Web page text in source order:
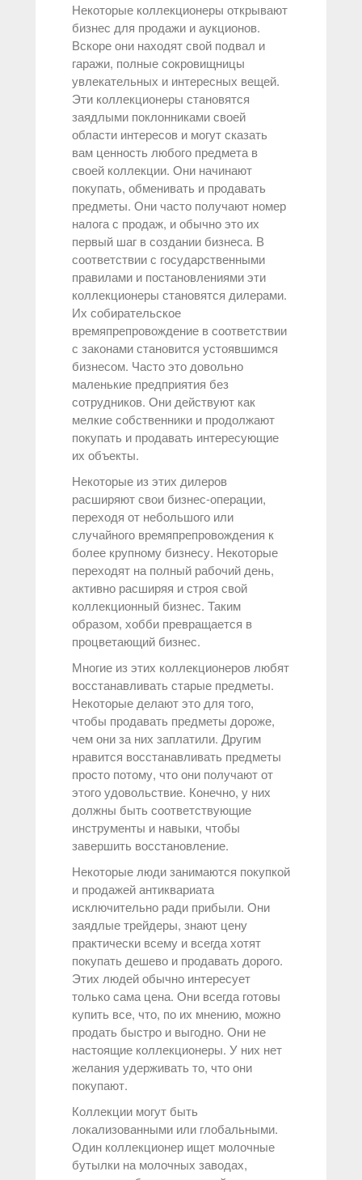
Некоторые коллекционеры открывают
бизнес для продажи и аукционов.
Вскоре они находят свой подвал и
гаражи, полные сокровищницы
увлекательных и интересных вещей.
Эти коллекционеры становятся
заядлыми поклонниками своей
области интересов и могут сказать
вам ценность любого предмета в
своей коллекции. Они начинают
покупать, обменивать и продавать
предметы. Они часто получают номер
налога с продаж, и обычно это их
первый шаг в создании бизнеса. В
соответствии с государственными
правилами и постановлениями эти
коллекционеры становятся дилерами.
Их собирательское
времяпрепровождение в соответствии
с законами становится устоявшимся
бизнесом. Часто это довольно
маленькие предприятия без
сотрудников. Они действуют как
мелкие собственники и продолжают
покупать и продавать интересующие
их объекты.
Некоторые из этих дилеров
расширяют свои бизнес-операции,
переходя от небольшого или
случайного времяпрепровождения к
более крупному бизнесу. Некоторые
переходят на полный рабочий день,
активно расширяя и строя свой
коллекционный бизнес. Таким
образом, хобби превращается в
процветающий бизнес.
Многие из этих коллекционеров любят
восстанавливать старые предметы.
Некоторые делают это для того,
чтобы продавать предметы дороже,
чем они за них заплатили. Другим
нравится восстанавливать предметы
просто потому, что они получают от
этого удовольствие. Конечно, у них
должны быть соответствующие
инструменты и навыки, чтобы
завершить восстановление.
Некоторые люди занимаются покупкой
и продажей антиквариата
исключительно ради прибыли. Они
заядлые трейдеры, знают цену
практически всему и всегда хотят
покупать дешево и продавать дорого.
Этих людей обычно интересует
только сама цена. Они всегда готовы
купить все, что, по их мнению, можно
продать быстро и выгодно. Они не
настоящие коллекционеры. У них нет
желания удерживать то, что они
покупают.
Коллекции могут быть
локализованными или глобальными.
Один коллекционер ищет молочные
бутылки на молочных заводах,